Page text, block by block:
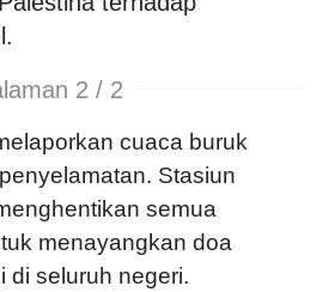
2 / 2
cuaca buruk
Stasiun
semua
menayangkan doa
di seluruh negeri.